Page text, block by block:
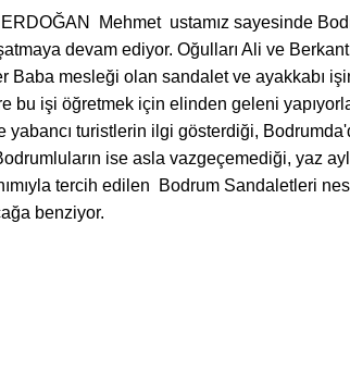
Mehmet ustamız sayesinde
devam ediyor. Oğulları Ali ve Berkant
Baba mesleği olan sandalet ve ayakkabı
bu işi öğretmek için elinden geleni
yabancı turistlerin ilgi gösterdiği,
ise asla vazgeçemediği, yaz
tercih edilen Bodrum Sandaletleri
benziyor.